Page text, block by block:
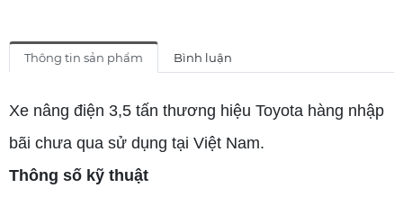
Thông tin sản phẩm Bình luận
Xe nâng điện 3,5 tấn thương hiệu Toyota hàng nhập
bãi chưa qua sử dụng tại Việt Nam.
Thông số kỹ thuật